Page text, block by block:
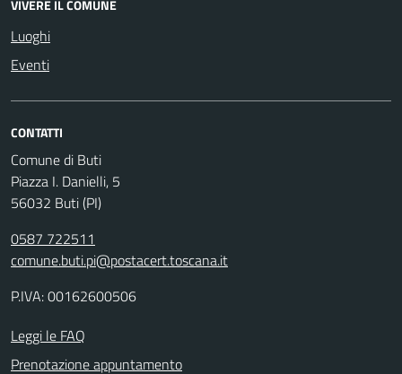
VIVERE IL COMUNE
Luoghi
Eventi
CONTATTI
Comune di Buti
Piazza I. Danielli, 5
56032 Buti (PI)
0587 722511
comune.buti.pi@postacert.toscana.it
P.IVA: 00162600506
Leggi le FAQ
Prenotazione appuntamento